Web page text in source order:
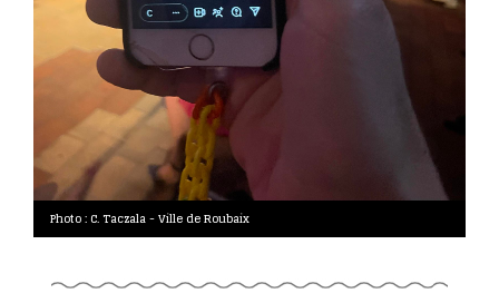
Photo : C. Taczala - Ville de Roubaix